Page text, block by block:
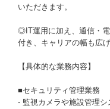
いただきます。
◎IT運用に加え、通信・
付き、キャリアの幅も広
【具体的な業務内容】
■セキュリティ管理業務
- 監視カメラや施設管理